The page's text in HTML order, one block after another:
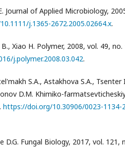
Journal of Applied Microbiology,
j.1365-2672.2005.02664.x.
Xiao H. Polymer, 2008, vol. 49,
j.polymer.2008.03.042.
S.A., Astakhova S.A., Tsenter
D.M. Khimiko-
https://doi.org/10.30906/0023-1134-
D.G. Fungal Biology, 2017, vol. 121,